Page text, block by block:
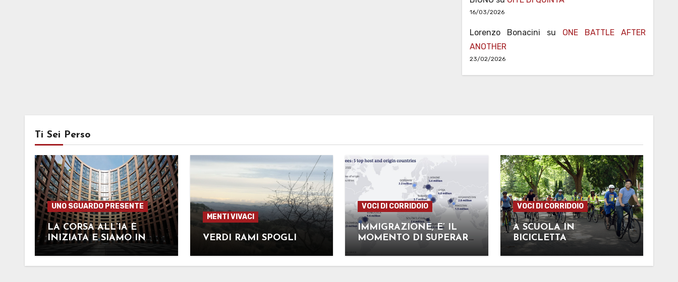
16/03/2026
Lorenzo Bonacini su ONE BATTLE AFTER
ANOTHER
23/02/2026
Ti Sei Perso
UNO SGUARDO PRESENTE
LA CORSA ALL’IA È
INIZIATA E SIAMO IN
MENTI VIVACI
VERDI RAMI SPOGLI
VOCI DI CORRIDOIO
IMMIGRAZIONE, E’ IL
MOMENTO DI SUPERARE
VOCI DI CORRIDOIO
A SCUOLA IN
BICICLETTA